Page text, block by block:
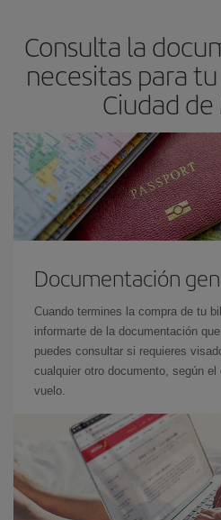
Consulta la
necesitas para
Ciudad
Documentación
Cuando termines la compra de tu
informarte de la documentación
puedes consultar si requieres
cualquier otro documento, según
vuelo.